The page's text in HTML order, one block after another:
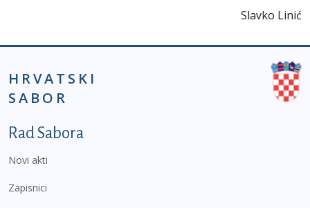
Slavko Linić
HRVATSKI
SABOR
Podnožje prvi izbornik
Rad Sabora
Novi akti
Zapisnici